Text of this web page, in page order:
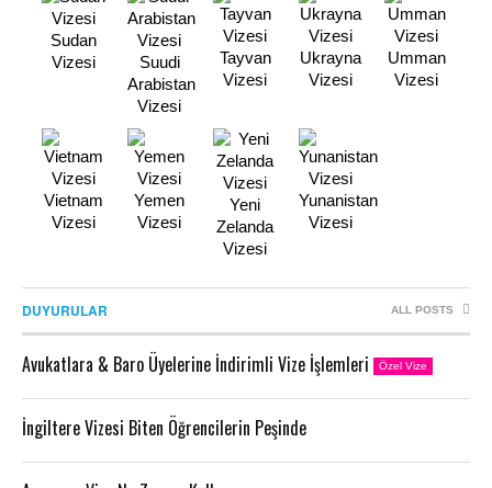
Sudan
Vizesi
Suudi
Arabistan
Vizesi
Tayvan
Vizesi
Ukrayna
Vizesi
Umman
Vizesi
Vietnam
Vizesi
Yemen
Vizesi
Yeni
Zelanda
Vizesi
Yunanistan
Vizesi
DUYURULAR ALL POSTS
Avukatlara & Baro Üyelerine İndirimli Vize İşlemleri Özel Vize
İngiltere Vizesi Biten Öğrencilerin Peşinde